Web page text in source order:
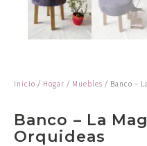
Inicio / Hogar / Muebles / Banco –
Banco – La
Orquideas